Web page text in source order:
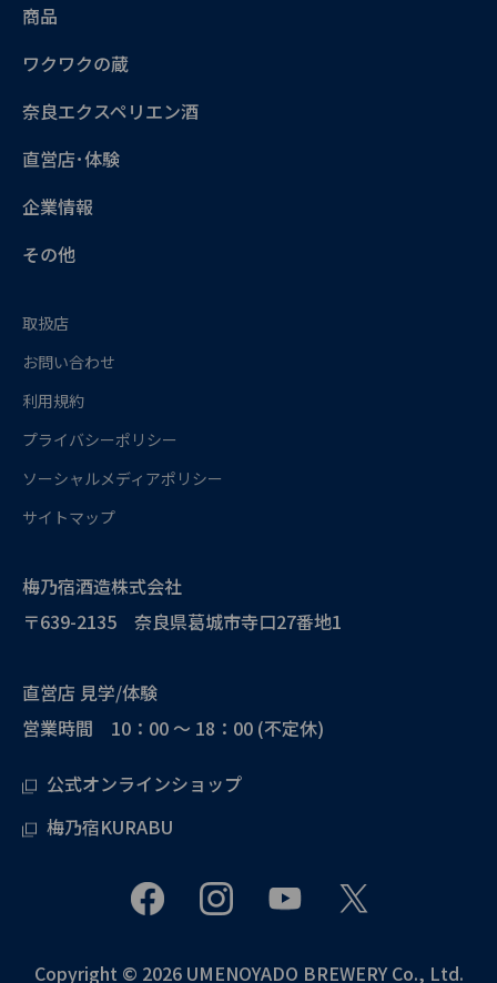
商品
ワクワクの蔵
奈良エクスペリエン酒
直営店･体験
企業情報
その他
取扱店
お問い合わせ
利用規約
プライバシーポリシー
ソーシャルメディアポリシー
サイトマップ
梅乃宿酒造株式会社
〒639-2135 奈良県葛城市寺口27番地1
直営店 見学/体験
営業時間 10：00 ～ 18：00 (不定休)
公式オンラインショップ
梅乃宿KURABU
Copyright © 2026 UMENOYADO BREWERY Co., Ltd.